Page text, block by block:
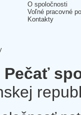
O spoločnosti
Voľné pracovné
Kontakty
Pečať